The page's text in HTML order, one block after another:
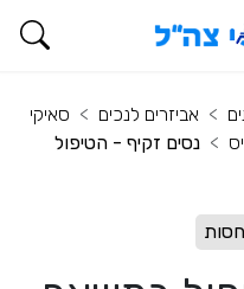
אביזרים לנכים
סאיקי
נסים זקיף - הטיפול
חסות